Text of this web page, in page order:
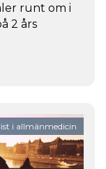
runt om i
2 års
i allmänmedicin